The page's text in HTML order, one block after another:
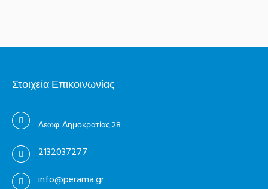
Στοιχεία Επικοινωνίας
Λεωφ. Δημοκρατίας 28
2132037277
info@perama.gr